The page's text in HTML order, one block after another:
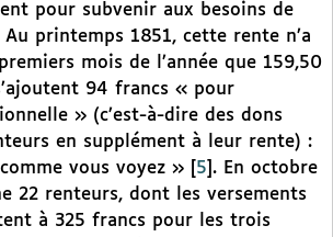
pour subvenir aux besoins de
Au printemps 1851, cette rente n’a
mois de l’année que 159,50
94 francs « pour
» (c’est-à-dire des dons
en supplément à leur rente) :
vous voyez »
5 . En octobre
22 renteurs, dont les versements
à 325 francs pour les trois